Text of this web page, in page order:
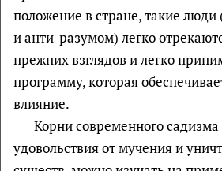
положение в стране, такие люди
и анти-разумом) легко
прежних взглядов и легко
программу, которая
влияние.
Корни современного
удовольствия от мучения и